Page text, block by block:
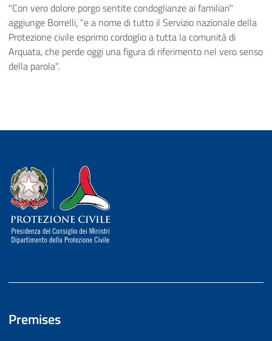
"Con vero dolore porgo sentite condoglianze ai familiari"
aggiunge Borrelli, "e a nome di tutto il Servizio nazionale della
Protezione civile esprimo cordoglio a tutta la comunità di
Arquata, che perde oggi una figura di riferimento nel vero senso
della parola".
Dipartimento della Protezione Civile
Premises